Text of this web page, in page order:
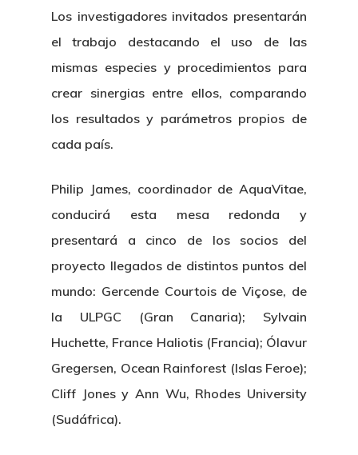
Los investigadores invitados presentarán
el trabajo destacando el uso de las
mismas especies y procedimientos para
crear sinergias entre ellos, comparando
los resultados y parámetros propios de
cada país.
Philip James, coordinador de AquaVitae,
conducirá esta mesa redonda y
presentará a cinco de los socios del
proyecto llegados de distintos puntos del
mundo: Gercende Courtois de Viçose, de
la ULPGC (Gran Canaria); Sylvain
Huchette, France Haliotis (Francia); Ólavur
Gregersen, Ocean Rainforest (Islas Feroe);
Cliff Jones y Ann Wu, Rhodes University
(Sudáfrica).